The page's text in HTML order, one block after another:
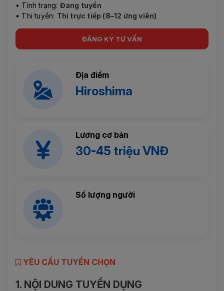
• Tình trạng: Đang tuyển
• Thi tuyển: Thi trực tiếp (8–12 ứng viên)
ĐĂNG KÝ TƯ VẤN
Địa điểm
Hiroshima
Lương cơ bản
30-45 triệu VNĐ
Số lượng người
YÊU CẦU TUYỂN CHỌN
1. NỘI DUNG TUYỂN DỤNG